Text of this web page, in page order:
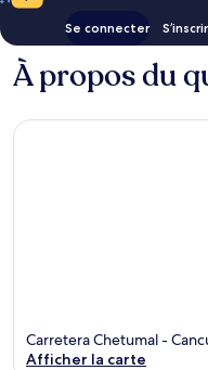
Se connecter
À propos du
Carretera Chetumal -
Afficher la carte